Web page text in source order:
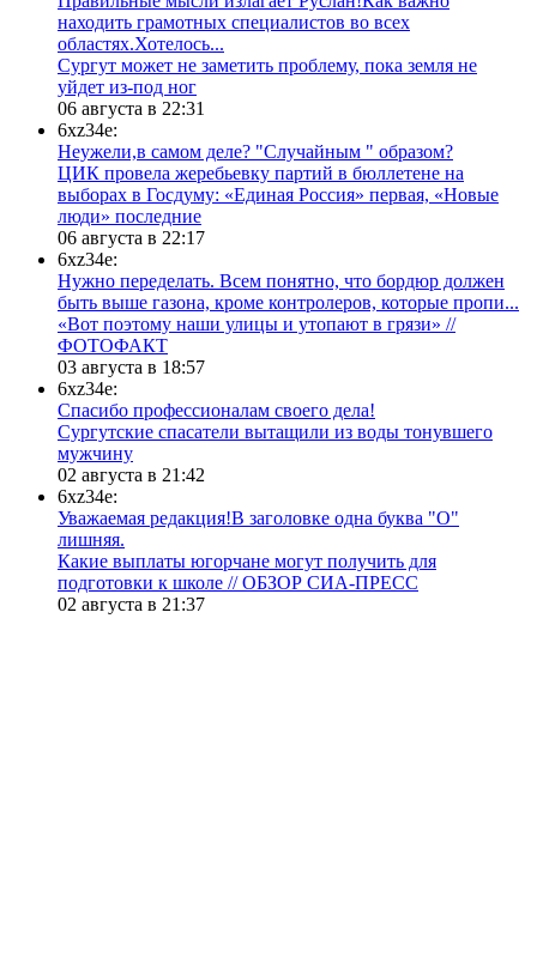
находить грамотных специалистов во всех
областях.Хотелось...
Сургут может не заметить проблему, пока земля не
уйдет из-под ног
06 августа в 22:31
6xz34e:
Неужели,в самом деле? "Случайным " образом?
ЦИК провела жеребьевку партий в бюллетене на
выборах в Госдуму: «Единая Россия» первая, «Новые
люди» последние
06 августа в 22:17
6xz34e:
Нужно переделать. Всем понятно, что бордюр должен
быть выше газона, кроме контролеров, которые пропи...
«Вот поэтому наши улицы и утопают в грязи» //
ФОТОФАКТ
03 августа в 18:57
6xz34e:
Спасибо профессионалам своего дела!
Сургутские спасатели вытащили из воды тонувшего
мужчину
02 августа в 21:42
6xz34e:
Уважаемая редакция!В заголовке одна буква "О"
лишняя.
Какие выплаты югорчане могут получить для
подготовки к школе // ОБЗОР СИА-ПРЕСС
02 августа в 21:37